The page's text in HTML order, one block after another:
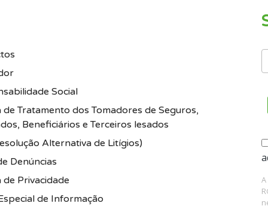
Social
de Tratamento dos Tomadores de Seguros,
Beneficiários e Terceiros lesados
Alternativa de Litígios)
Denúncias
de Privacidade
de Informação